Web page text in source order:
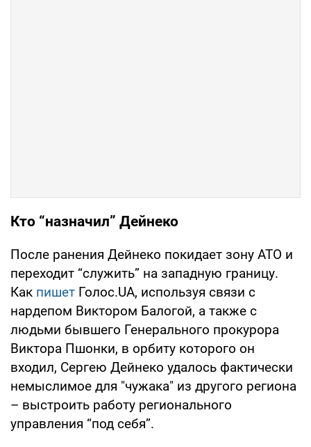
Кто “назначил” Дейнеко
После ранения Дейнеко покидает зону АТО и
переходит “служить” на западную границу.
Как пишет Голос.UA, используя связи с
нардепом Виктором Балогой, а также с
людьми бывшего Генерального прокурора
Виктора Пшонки, в орбиту которого он
входил, Сергею Дейнеко удалось фактически
немыслимое для "чужака" из другого региона
– выстроить работу регионального
управления “под себя”.